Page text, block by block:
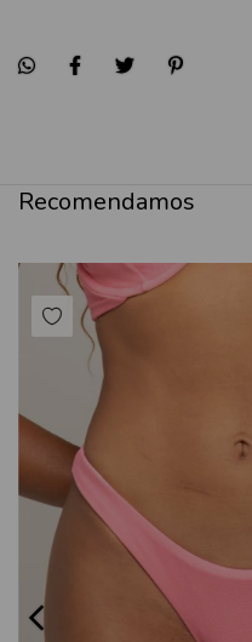
Recomendamos